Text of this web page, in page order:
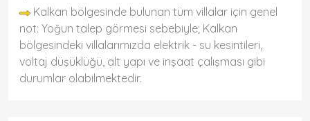
Kalkan bölgesinde bulunan tüm villalar için genel
not: Yoğun talep görmesi sebebiyle; Kalkan
bölgesindeki villalarımızda elektrik - su kesintileri,
voltaj düşüklüğü, alt yapı ve inşaat çalışması gibi
durumlar olabilmektedir.